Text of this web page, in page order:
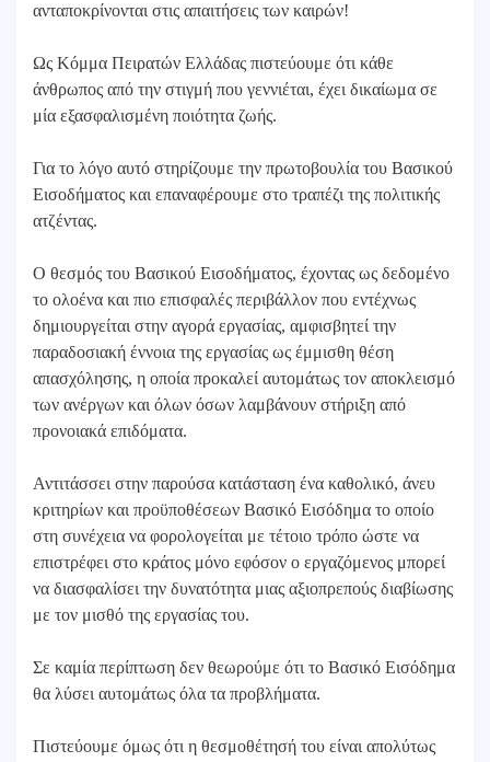
ανταποκρίνονται στις απαιτήσεις των καιρών!
Ως Κόμμα Πειρατών Ελλάδας πιστεύουμε ότι κάθε
άνθρωπος από την στιγμή που γεννιέται, έχει δικαίωμα σε
μία εξασφαλισμένη ποιότητα ζωής.
Για το λόγο αυτό στηρίζουμε την πρωτοβουλία του Βασικού
Εισοδήματος και επαναφέρουμε στο τραπέζι της πολιτικής
ατζέντας.
Ο θεσμός του Βασικού Εισοδήματος, έχοντας ως δεδομένο
το ολοένα και πιο επισφαλές περιβάλλον που εντέχνως
δημιουργείται στην αγορά εργασίας, αμφισβητεί την
παραδοσιακή έννοια της εργασίας ως έμμισθη θέση
απασχόλησης, η οποία προκαλεί αυτομάτως τον αποκλεισμό
των ανέργων και όλων όσων λαμβάνουν στήριξη από
προνοιακά επιδόματα.
Αντιτάσσει στην παρούσα κατάσταση ένα καθολικό, άνευ
κριτηρίων και προϋποθέσεων Βασικό Εισόδημα το οποίο
στη συνέχεια να φορολογείται με τέτοιο τρόπο ώστε να
επιστρέφει στο κράτος μόνο εφόσον ο εργαζόμενος μπορεί
να διασφαλίσει την δυνατότητα μιας αξιοπρεπούς διαβίωσης
με τον μισθό της εργασίας του.
Σε καμία περίπτωση δεν θεωρούμε ότι το Βασικό Εισόδημα
θα λύσει αυτομάτως όλα τα προβλήματα.
Πιστεύουμε όμως ότι η θεσμοθέτησή του είναι απολύτως